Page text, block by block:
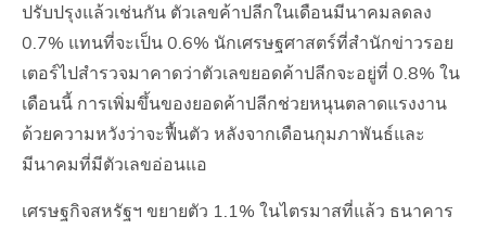
ปรับปรุงแล้วเช่นกัน ตัวเลขค้าปลีกในเดือนมีนาคมลดลง
0.7% แทนที่จะเป็น 0.6% นักเศรษฐศาสตร์ที่สำนักข่าวรอย
เตอร์ไปสำรวจมาคาดว่าตัวเลขยอดค้าปลีกจะอยู่ที่ 0.8% ใน
เดือนนี้ การเพิ่มขึ้นของยอดค้าปลีกช่วยหนุนตลาดแรงงาน
ด้วยความหวังว่าจะฟื้นตัว หลังจากเดือนกุมภาพันธ์และ
มีนาคมที่มีตัวเลขอ่อนแอ
เศรษฐกิจสหรัฐฯ ขยายตัว 1.1% ในไตรมาสที่แล้ว ธนาคาร